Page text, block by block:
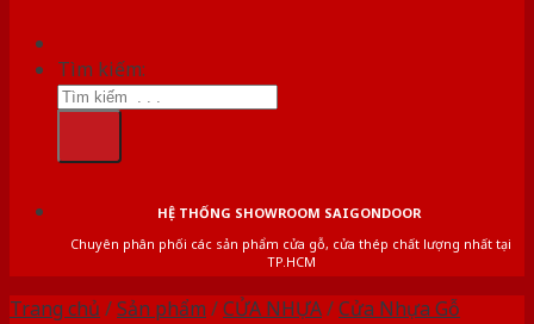
Tìm kiếm:
HỆ THỐNG SHOWROOM SAIGONDOOR
Chuyên phân phối các sản phẩm cửa gỗ, cửa thép chất lượng nhất tại
TP.HCM
Trang chủ /Sản phẩm /CỬA NHỰA/Cửa Nhựa Gỗ